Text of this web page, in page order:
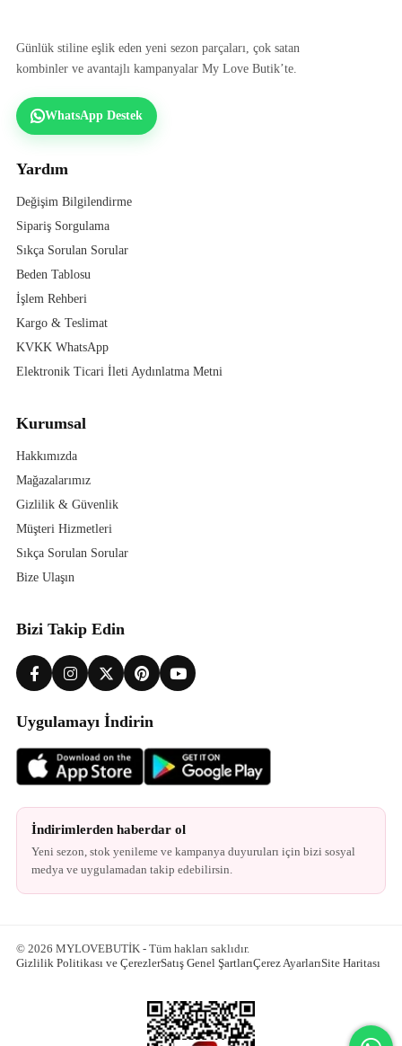
Günlük stiline eşlik eden yeni sezon parçaları, çok satan
kombinler ve avantajlı kampanyalar My Love Butik’te.
WhatsApp Destek
Yardım
Değişim Bilgilendirme
Sipariş Sorgulama
Sıkça Sorulan Sorular
Beden Tablosu
İşlem Rehberi
Kargo & Teslimat
KVKK WhatsApp
Elektronik Ticari İleti Aydınlatma Metni
Kurumsal
Hakkımızda
Mağazalarımız
Gizlilik & Güvenlik
Müşteri Hizmetleri
Sıkça Sorulan Sorular
Bize Ulaşın
Bizi Takip Edin
Uygulamayı İndirin
İndirimlerden haberdar ol
Yeni sezon, stok yenileme ve kampanya duyuruları için bizi sosyal
medya ve uygulamadan takip edebilirsin.
© 2026 MYLOVEBUTİK - Tüm hakları saklıdır.
Gizlilik Politikası ve ÇerezlerSatış Genel ŞartlarıÇerez AyarlarıSite Haritası